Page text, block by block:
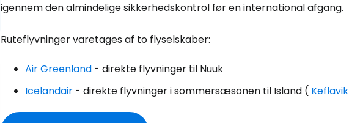
igennem den almindelige sikkerhedskontrol før en international afgang.
Ruteflyvninger varetages af to flyselskaber:
Air Greenland - direkte flyvninger til Nuuk
Icelandair - direkte flyvninger i sommersæsonen til Island ( Keflavik